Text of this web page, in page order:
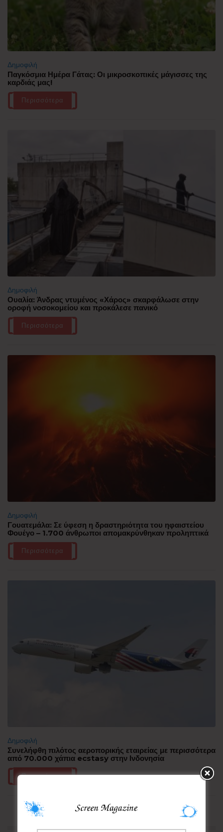
Δημοφιλή
Παγκόσμια Ημέρα Γάτας: Οι μικροσκοπικές μάγισσες της
καρδιάς μας!
Περισσότερα
Δημοφιλή
Ουαλία: Άνδρας ντυμένος «Χάρος» σκαρφάλωσε στην
οροφή νοσοκομείου και προκάλεσε πανικό
Περισσότερα
Δημοφιλή
Γουατεμάλα: Σε ύφεση η δραστηριότητα του ηφαιστείου
Φουέγο – 1.700 άνθρωποι απομακρύνθηκαν προληπτικά
Περισσότερα
Δημοφιλή
Συνελήφθη πιλότος αεροπορικής εταιρείας με περισσότερα
από 70.000 χάπια ecstasy στην Ινδονησία
Περισσότερα